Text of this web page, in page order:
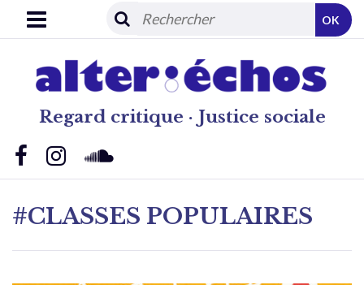
Regard critique · Justice sociale
OK
#CLASSES POPULAIRES